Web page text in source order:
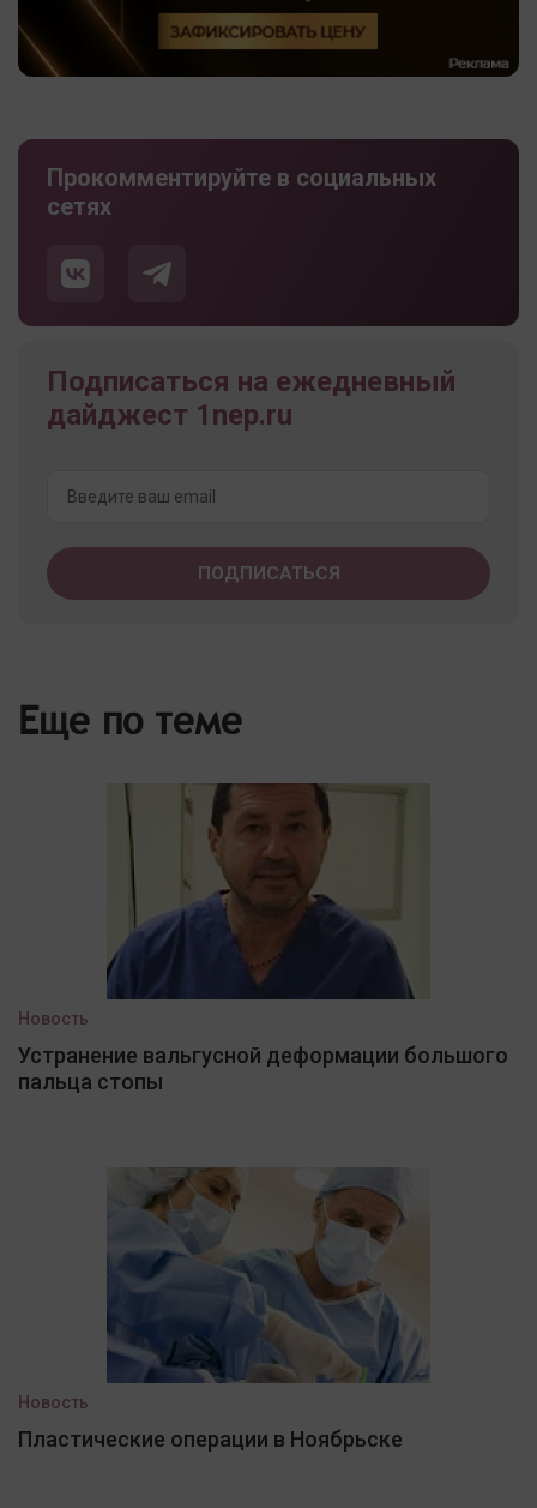
Прокомментируйте в социальных
сетях
Подписаться на ежедневный
дайджест 1nep.ru
Еще по теме
Новость
Устранение вальгусной деформации большого
пальца стопы
Новость
Пластические операции в Ноябрьске